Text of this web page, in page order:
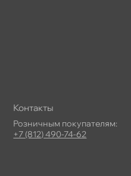
Контакты
Розничным покупателям:
+7 (812) 490-74-62